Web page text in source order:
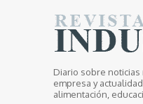
Diario sobre
empresa y
alimentación,